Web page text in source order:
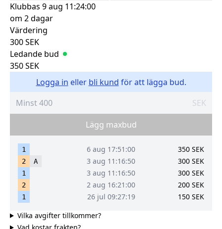
Klubbas 9 aug 11:24:00
om 2 dagar
Värdering
300SEK
Ledande bud
350SEK
Logga in eller bli kund för att lägga bud.
SEK
Lägg maxbud
1 6 aug 17:51:00 350 SEK
2 A 3 aug 11:16:50 300 SEK
1 3 aug 11:16:50 300 SEK
2 2 aug 16:21:00 200 SEK
1 26 jul 09:27:19 150 SEK
Vilka avgifter tillkommer?